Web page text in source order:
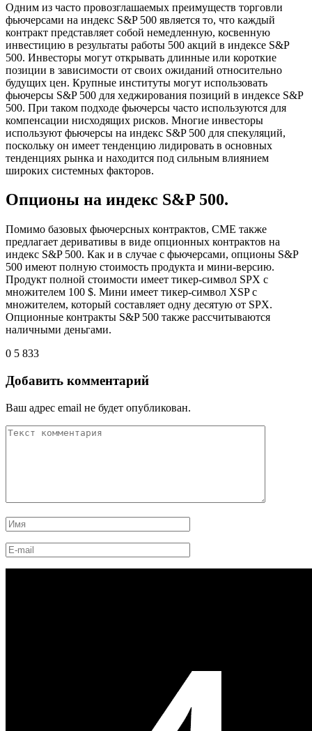
Одним из часто провозглашаемых преимуществ торговли
фьючерсами на индекс S&P 500 является то, что каждый
контракт представляет собой немедленную, косвенную
инвестицию в результаты работы 500 акций в индексе S&P
500. Инвесторы могут открывать длинные или короткие
позиции в зависимости от своих ожиданий относительно
будущих цен. Крупные институты могут использовать
фьючерсы S&P 500 для хеджирования позиций в индексе S&P
500. При таком подходе фьючерсы часто используются для
компенсации нисходящих рисков. Многие инвесторы
используют фьючерсы на индекс S&P 500 для спекуляций,
поскольку он имеет тенденцию лидировать в основных
тенденциях рынка и находится под сильным влиянием
широких системных факторов.
Опционы на индекс S&P 500.
Помимо базовых фьючерсных контрактов, CME также
предлагает деривативы в виде опционных контрактов на
индекс S&P 500. Как и в случае с фьючерсами, опционы S&P
500 имеют полную стоимость продукта и мини-версию.
Продукт полной стоимости имеет тикер-символ SPX с
множителем 100 $. Мини имеет тикер-символ XSP с
множителем, который составляет одну десятую от SPX.
Опционные контракты S&P 500 также рассчитываются
наличными деньгами.
0 5 833
Добавить комментарий
Ваш адрес email не будет опубликован.